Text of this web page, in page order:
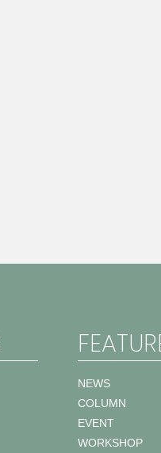
NEWS
COLUMN
EVENT
WORKSHOP